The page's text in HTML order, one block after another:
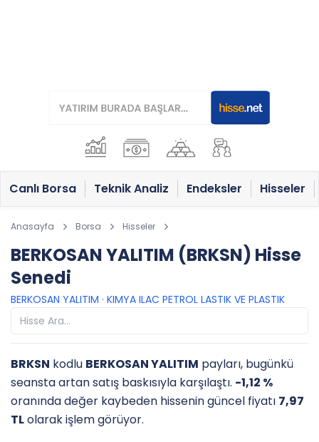
Canlı Borsa Teknik Analiz Endeksler Hisseler
Anasayfa Borsa Hisseler
BERKOSAN YALITIM (BRKSN) Hisse
Senedi
BERKOSAN YALITIM · KIMYA ILAC PETROL LASTIK VE PLASTIK
BRKSN kodlu BERKOSAN YALITIM payları, bugünkü
seansta artan satış baskısıyla karşılaştı. -1,12 %
oranında değer kaybeden hissenin güncel fiyatı 7,97
TLolarak işlem görüyor.